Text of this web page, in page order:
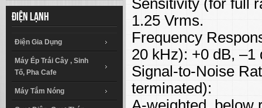
Điện lạnh
Điện Gia Dụng
Máy Ép Trái Cây , Sinh
Tố, Pha Cafe
Máy Tắm Nóng
Sensitivity (for full
1.25 Vrms.
Frequency
20 kHz): +0 dB, –1
Signal-to-Noise
terminated):